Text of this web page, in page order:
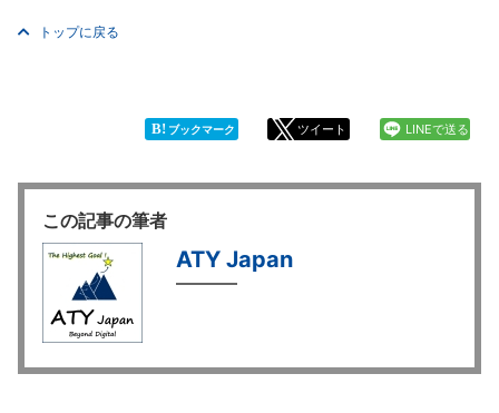
トップに戻る
B! ブックマーク ツイート LINEで送る
この記事の筆者
ATY Japan